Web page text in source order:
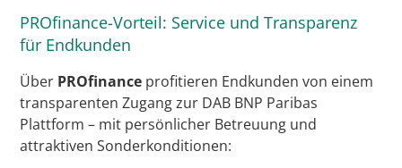
PROfinance-Vorteil: Service und Transparenz
für Endkunden
Über PROfinance profitieren Endkunden von einem
transparenten Zugang zur DAB BNP Paribas
Plattform – mit persönlicher Betreuung und
attraktiven Sonderkonditionen: